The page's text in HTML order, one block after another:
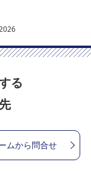
る
ムから問合せ